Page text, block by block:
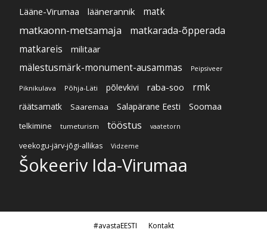
Lääne-Virumaa
läänerannik matk
matkaonn-metsamaja matkarada-õpperada
matkareis militaar
mälestusmärk-monument-ausammas Peipsiveer
Piknikulava Põhja-Läti põlevkivi raba-soo rmk
räätsamatk Saaremaa Salapärane Eesti Soomaa
telkimine tumeturism tööstus vaatetorn
veekogu-järv-jõgi-allikas Vidzeme
Šokeeriv Ida-Virumaa
#avastaEESTI Kontakt